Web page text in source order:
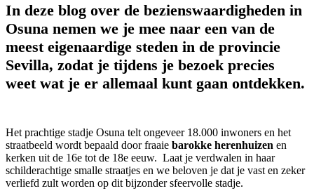
In deze blog over de bezienswaardigheden in
Osuna nemen we je mee naar een van de
meest eigenaardige steden in de provincie
Sevilla, zodat je tijdens je bezoek precies
weet wat je er allemaal kunt gaan ontdekken.
Het prachtige stadje Osuna telt ongeveer 18.000 inwoners en het
straatbeeld wordt bepaald door fraaie barokke herenhuizen en
kerken uit de 16e tot de 18e eeuw. Laat je verdwalen in haar
schilderachtige smalle straatjes en we beloven je dat je vast en zeker
verliefd zult worden op dit bijzonder sfeervolle stadje.